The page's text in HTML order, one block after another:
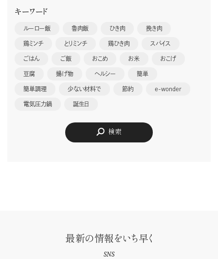
キーワード
ルーロー飯 魯肉飯 ひき肉 挽き肉
鶏ミンチ とりミンチ 鶏ひき肉 スパイス
ごはん ご飯 おこめ お米 おこげ
豆腐 揚げ物 ヘルシー 簡単
簡単調理 少ない材料で 節約 e-wonder
電気圧力鍋 誕生日
検索
最新の情報をいち早く
SNS